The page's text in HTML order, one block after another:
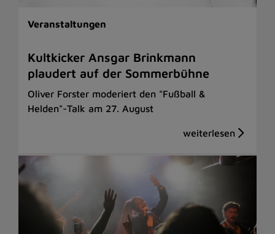
Veranstaltungen
Kultkicker Ansgar Brinkmann
plaudert auf der Sommerbühne
Oliver Forster moderiert den "Fußball &
Helden"-Talk am 27. August